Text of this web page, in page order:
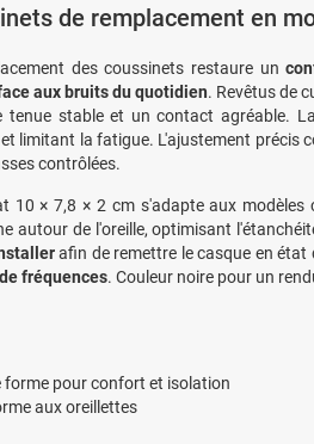
de remplacement en
des coussinets restaure un
aux bruits du quotidien. Revêtus de
tenue stable et un contact agréable.
limitant la fatigue. L'ajustement précis
contrôlées.
10 × 7,8 × 2 cm s'adapte aux
autour de l'oreille, optimisant
afin de remettre le casque en état
fréquences. Couleur noire pour un
forme pour confort et isolation
aux oreillettes